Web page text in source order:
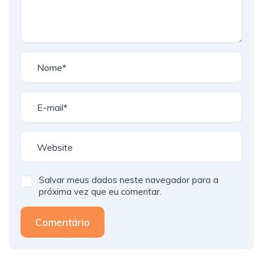
Salvar meus dados neste navegador para a
próxima vez que eu comentar.
Comentário